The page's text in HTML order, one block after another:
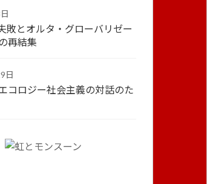
敗とオルタ・グローバリゼー
再結集
日
コロジー社会主義の対話のた